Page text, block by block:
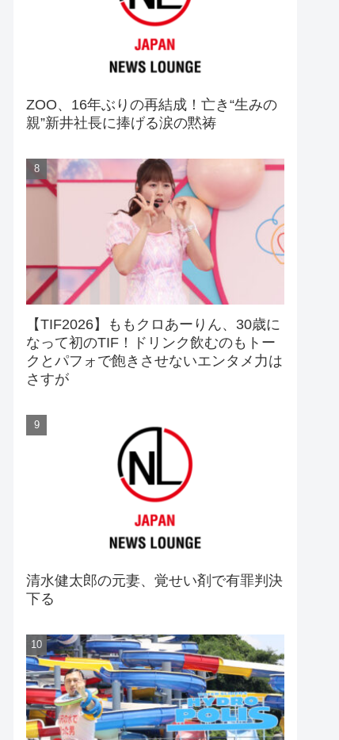
ZOO、16年ぶりの再結成！亡き“生みの
親”新井社長に捧げる涙の黙祷
【TIF2026】ももクロあーりん、30歳に
なって初のTIF！ドリンク飲むのもトー
クとパフォで飽きさせないエンタメ力は
さすが
清水健太郎の元妻、覚せい剤で有罪判決
下る